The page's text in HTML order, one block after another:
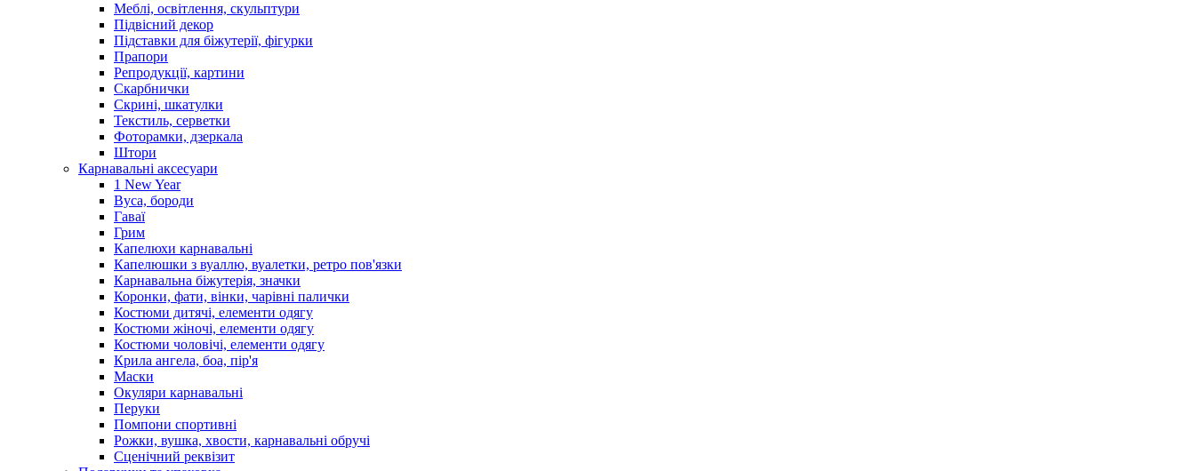
Меблі, освітлення, скульптури
Підвісний декор
Підставки для біжутерії, фігурки
Прапори
Репродукції, картини
Скарбнички
Скрині, шкатулки
Текстиль, серветки
Фоторамки, дзеркала
Штори
Карнавальні аксесуари
1 New Year
Вуса, бороди
Гаваї
Грим
Капелюхи карнавальні
Капелюшки з вуаллю, вуалетки, ретро пов'язки
Карнавальна біжутерія, значки
Коронки, фати, вінки, чарівні палички
Костюми дитячі, елементи одягу
Костюми жіночі, елементи одягу
Костюми чоловічі, елементи одягу
Крила ангела, боа, пір'я
Маски
Окуляри карнавальні
Перуки
Помпони спортивні
Рожки, вушка, хвости, карнавальні обручі
Сценічний реквізит